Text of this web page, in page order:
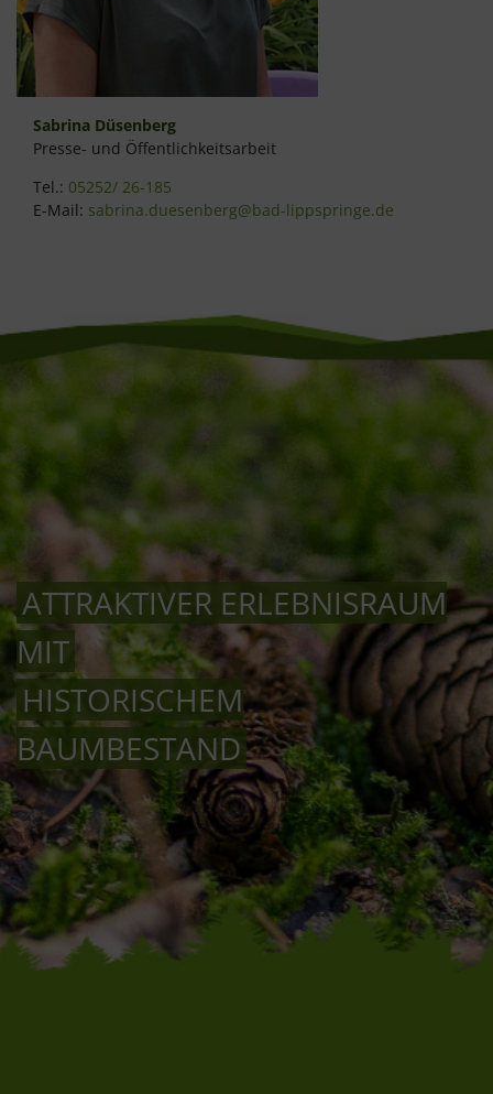
Sabrina Düsenberg
Presse- und Öffentlichkeitsarbeit
Tel.: 05252/ 26-185
E-Mail: sabrina.duesenberg@bad-lippspringe.de
ATTRAKTIVER ERLEBNISRAUM
MIT
HISTORISCHEM
BAUMBESTAND